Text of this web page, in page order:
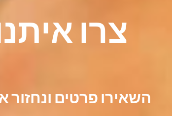
צרו
השאירו פרטים